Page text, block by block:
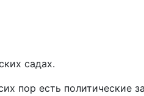
садах.
пор есть политические